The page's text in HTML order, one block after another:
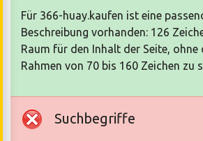
Für 366-huay.kaufen ist eine
Beschreibung vorhanden: 126
Raum für den Inhalt der Seite, ohne
Rahmen von 70 bis 160 Zeichen zu
Suchbegriffe